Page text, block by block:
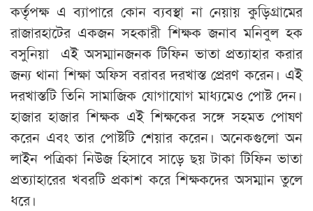
কর্তৃপক্ষ এ ব্যাপারে কোন ব্যবস্থা না নেয়ায় কুড়িগ্রামের
রাজারহাটের একজন সহকারী শিক্ষক জনাব মনিবুল হক
বসুনিয়া এই অসম্মানজনক টিফিন ভাতা প্রত্যাহার করার
জন্য থানা শিক্ষা অফিস বরাবর দরখাস্ত প্রেরণ করেন। এই
দরখাস্তটি তিনি সামাজিক যোগাযোগ মাধ্যমেও পোষ্ট দেন।
হাজার হাজার শিক্ষক এই শিক্ষকের সঙ্গে সহমত পোষণ
করেন এবং তার পোষ্টটি শেয়ার করেন। অনেকগুলো অন
লাইন পত্রিকা নিউজ হিসাবে সাড়ে ছয় টাকা টিফিন ভাতা
প্রত্যাহারের খবরটি প্রকাশ করে শিক্ষকদের অসম্মান তুলে
ধরে।